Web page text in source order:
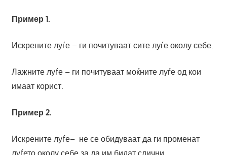
Пример 1.
Искрените луѓе – ги почитуваат сите луѓе околу себе.
Лажните луѓе – ги почитуваат моќните луѓе од кои
имаат корист.
Пример 2.
Искрените луѓе– не се обидуваат да ги променат